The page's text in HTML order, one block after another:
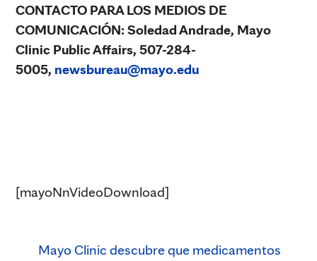
CONTACTO PARA LOS MEDIOS DE
COMUNICACIÓN: Soledad Andrade, Mayo
Clinic Public Affairs, 507-284-
5005, newsbureau@mayo.edu
[mayoNnVideoDownload]
Mayo Clinic descubre que medicamentos